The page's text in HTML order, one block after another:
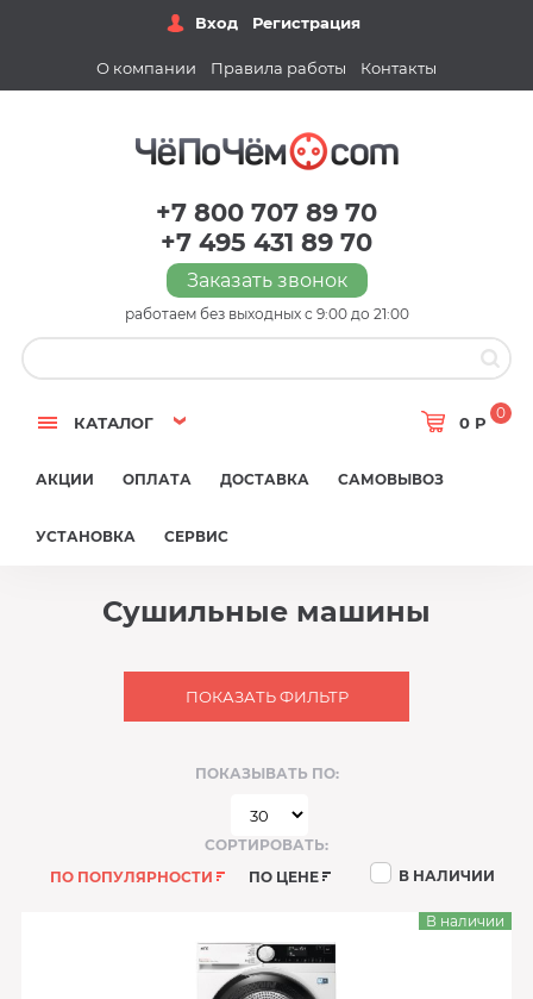
Вход Регистрация
О компании Правила работы Контакты
+7 800 707 89 70
+7 495 431 89 70
Заказать звонок
работаем без выходных с 9:00 до 21:00
КАТАЛОГ 0 Р
0
АКЦИИ ОПЛАТА ДОСТАВКА САМОВЫВОЗ
УСТАНОВКА СЕРВИС
Сушильные машины
ПОКАЗАТЬ ФИЛЬТР
ПОКАЗЫВАТЬ ПО:
СОРТИРОВАТЬ:
ПО ПОПУЛЯРНОСТИ
ПО ЦЕНЕ В НАЛИЧИИ
В наличии